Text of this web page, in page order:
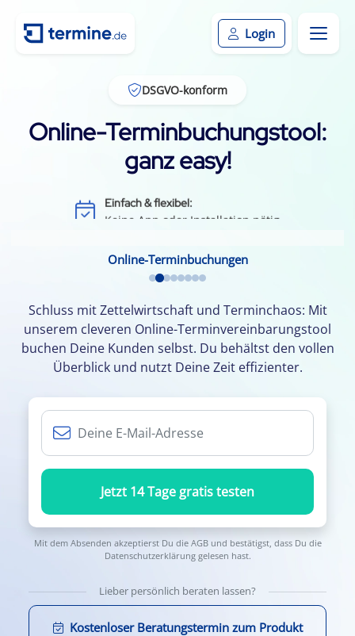
Login
DSGVO-konform
Online-Terminbuchungstool:
ganz easy!
Effizient & zeitsparend:
Weniger Leerlauf durch Terminausfälle
Keine App oder Installation nötig
Durch einfache Terminvereinbarung
Kalenderintegration:
Schluss mit Zettelwirtschaft und Terminchaos: Mit
unserem cleveren Online-Terminvereinbarungstool
buchen Deine Kunden selbst. Du behältst den vollen
Überblick und nutzt Deine Zeit effizienter.
Jetzt 14 Tage gratis testen
Mit dem Absenden akzeptierst Du die AGBund bestätigst, dass Du die
Datenschutzerklärunggelesen hast.
Lieber persönlich beraten lassen?
Kostenloser Beratungstermin zum Produkt
Online-Terminbuchungen